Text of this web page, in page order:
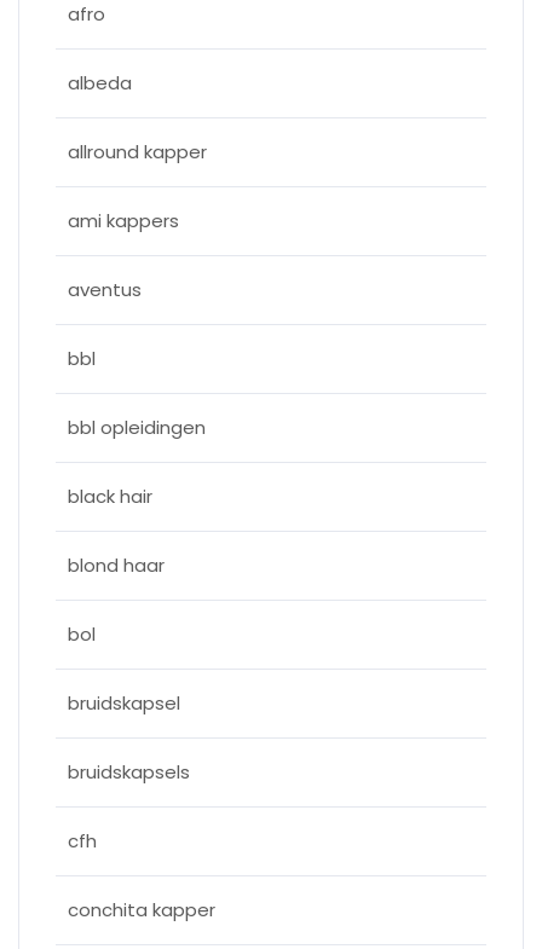
afro
albeda
allround kapper
ami kappers
aventus
bbl
bbl opleidingen
black hair
blond haar
bol
bruidskapsel
bruidskapsels
cfh
conchita kapper